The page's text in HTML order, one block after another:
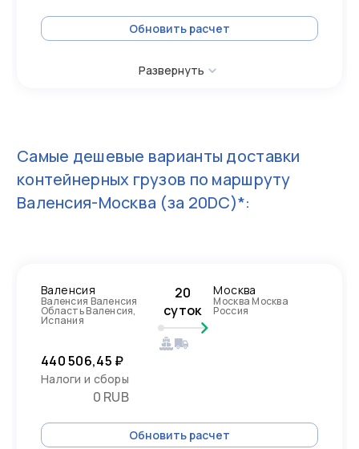
Обновить расчет
Развернуть
Самые дешевые варианты доставки
контейнерных грузов по маршруту
Валенсия-Москва (за 20DC)*:
Валенсия
Валенсия Валенсия
Область Валенсия,
Испания
20
суток
Москва
Москва Москва
Россия
440 506,45 ₽
Налоги и сборы
0 RUB
Обновить расчет